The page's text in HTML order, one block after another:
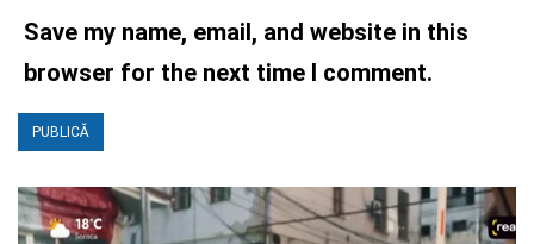
Save my name, email, and website in this
browser for the next time I comment.